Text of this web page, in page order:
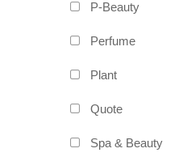
P-Beauty
Perfume
Plant
Quote
Spa & Beauty